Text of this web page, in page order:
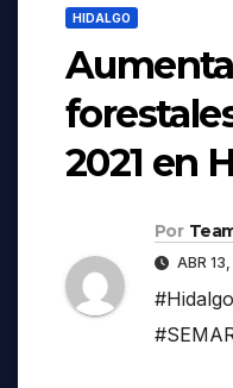
HIDALGO
2021 en
Por
ABR
#Hidalgo